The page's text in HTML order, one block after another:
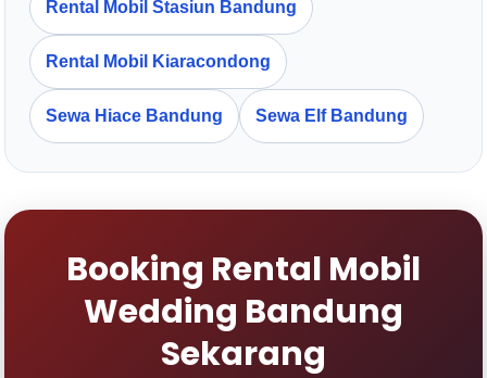
Rental Mobil Stasiun Bandung
Rental Mobil Kiaracondong
Sewa Hiace Bandung Sewa Elf Bandung
Booking Rental Mobil
Wedding Bandung
Sekarang